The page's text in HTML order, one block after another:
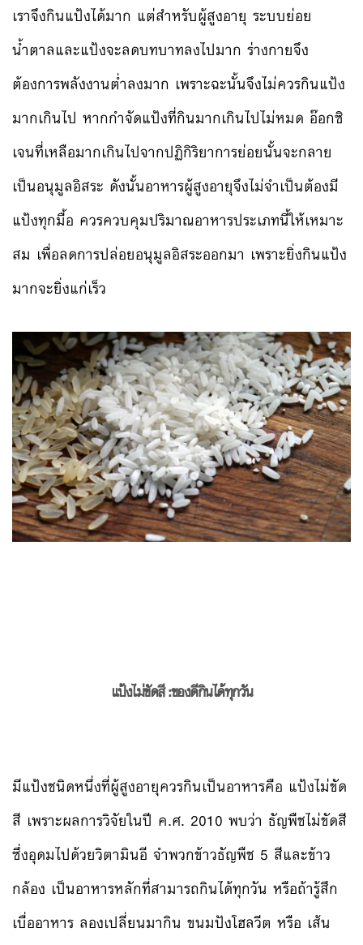
เราจึงกินแป้งได้มาก แต่สำหรับผู้สูงอายุ ระบบย่อย
น้ำตาลและแป้งจะลดบทบาทลงไปมาก ร่างกายจึง
ต้องการพลังงานต่ำลงมาก เพราะฉะนั้นจึงไม่ควรกินแป้ง
มากเกินไป หากกำจัดแป้งที่กินมากเกินไปไม่หมด อ๊อกซิ
เจนที่เหลือมากเกินไปจากปฏิกิริยาการย่อยนั้นจะกลาย
เป็นอนุมูลอิสระ ดังนั้นอาหารผู้สูงอายุจึงไม่จำเป็นต้องมี
แป้งทุกมื้อ ควรควบคุมปริมาณอาหารประเภทนี้ให้เหมาะ
สม เพื่อลดการปล่อยอนุมูลอิสระออกมา เพราะยิ่งกินแป้ง
มากจะยิ่งแก่เร็ว
แป้งไม่ขัดสี :ของดีกินได้ทุกวัน
มีแป้งชนิดหนึ่งที่ผู้สูงอายุควรกินเป็นอาหารคือ แป้งไม่ขัด
สี เพราะผลการวิจัยในปี ค.ศ. 2010 พบว่า ธัญพืชไม่ขัดสี
ซึ่งอุดมไปด้วยวิตามินอี จำพวกข้าวธัญพืช 5 สีและข้าว
กล้อง เป็นอาหารหลักที่สามารถกินได้ทุกวัน หรือถ้ารู้สึก
เบื่ออาหาร ลองเปลี่ยนมากิน ขนมปังโฮลวีต หรือ เส้น